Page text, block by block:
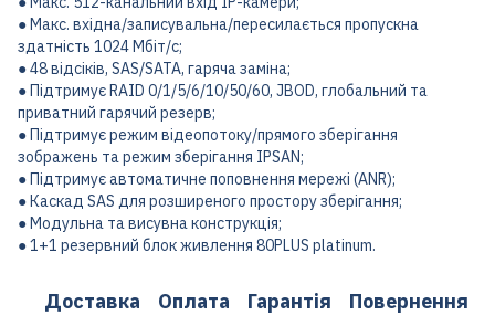
● Макс. вхідна/записувальна/пересилається пропускна
здатність 1024 Мбіт/с;
● 48 відсіків, SAS/SATA, гаряча заміна;
● Підтримує RAID 0/1/5/6/10/50/60, JBOD, глобальний та
приватний гарячий резерв;
● Підтримує режим відеопотоку/прямого зберігання
зображень та режим зберігання IPSAN;
● Підтримує автоматичне поповнення мережі (ANR);
● Каскад SAS для розширеного простору зберігання;
● Модульна та висувна конструкція;
● 1+1 резервний блок живлення 80PLUS platinum.
Доставка Оплата Гарантія Повернення